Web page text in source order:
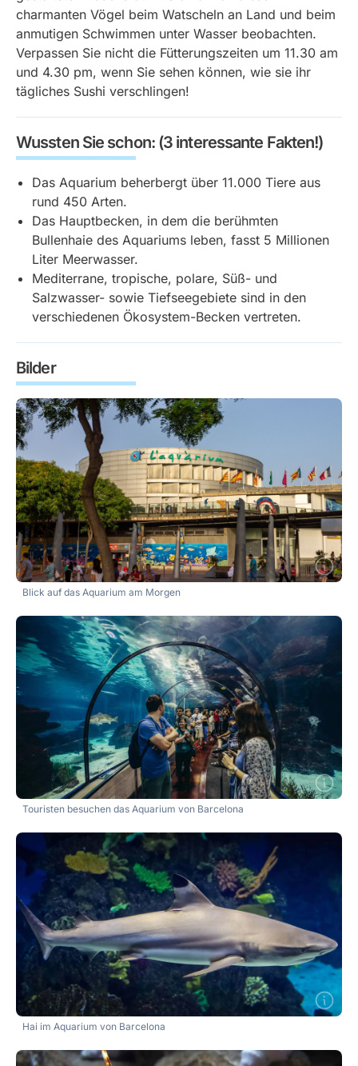
charmanten Vögel beim Watscheln an Land und beim
anmutigen Schwimmen unter Wasser beobachten.
Verpassen Sie nicht die Fütterungszeiten um 11.30 am
und 4.30 pm, wenn Sie sehen können, wie sie ihr
tägliches Sushi verschlingen!
Wussten Sie schon: (3 interessante Fakten!)
Das Aquarium beherbergt über 11.000 Tiere aus
rund 450 Arten.
Das Hauptbecken, in dem die berühmten
Bullenhaie des Aquariums leben, fasst 5 Millionen
Liter Meerwasser.
Mediterrane, tropische, polare, Süß- und
Salzwasser- sowie Tiefseegebiete sind in den
verschiedenen Ökosystem-Becken vertreten.
Bilder
Blick auf das Aquarium am Morgen
Touristen besuchen das Aquarium von Barcelona
Hai im Aquarium von Barcelona